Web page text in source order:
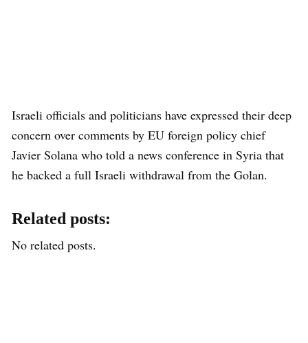
Israeli officials and politicians have expressed their deep
concern over comments by EU foreign policy chief
Javier Solana who told a news conference in Syria that
he backed a full Israeli withdrawal from the Golan.
Related posts:
No related posts.